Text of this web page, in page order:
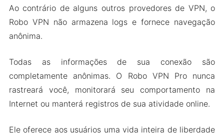
Ao contrário de alguns outros provedores de VPN, o
Robo VPN não armazena logs e fornece navegação
anônima.
Todas as informações de sua conexão são
completamente anônimas. O Robo VPN Pro nunca
rastreará você, monitorará seu comportamento na
Internet ou manterá registros de sua atividade online.
Ele oferece aos usuários uma vida inteira de liberdade